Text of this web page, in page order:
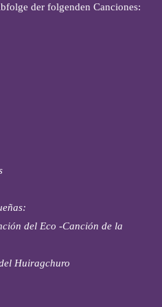
der folgenden Canciones:
del Eco -Canción de la
Huiragchuro